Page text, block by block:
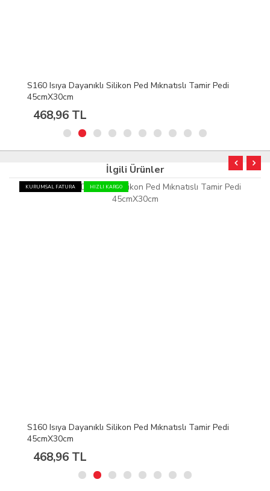
S160 Isıya Dayanıklı Silikon Ped Mıknatıslı Tamir Pedi
45cmX30cm
468,96 TL
İlgili Ürünler
KURUMSAL FATURA HIZLI KARGO
S160 Isıya Dayanıklı Silikon Ped Mıknatıslı Tamir Pedi
45cmX30cm
468,96 TL